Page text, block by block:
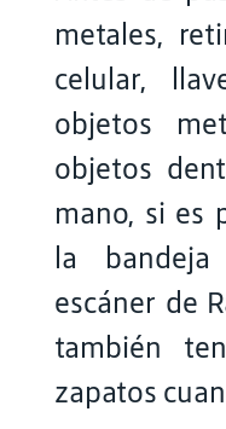
metales,
celular,
objetos
objetos
mano, si es
la
escáner de
también
zapatos